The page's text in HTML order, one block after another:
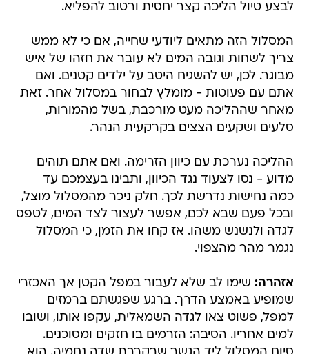
לבצע טיול הליכה קצר יחסית ורטוב להפליא.
המסלול הזה מתאים ליודעי שחייה, אם כי לא ממש
צריך לשחות וגובה המים לא עובר את חזהו של איש
מבוגר. לכן, יש להשגיח היטב על ילדים קטנים. ואם
אתם עם פעוטות - מומלץ לבחור במסלול אחר. זאת
מאחר שההליכה מעט מורכבת, בשל מהמורות,
סלעים ושקעים הצצים בקרקעית הנהר.
ההליכה נערכת עם כיוון הזרימה. ואם אתם תוהים
מדוע - נסו לצעוד נגד הכיוון, ותבינו בעצמכם עד
כמה נחישות נדרשת לכך. חלק ניכר מהמסלול מוצל,
ובכל פעם שבא לכם, אפשר לעצור לצד המים, לטפס
לגדה ולנשנש משהו. אז קחו את הזמן, כי המסלול
נגמר מהר מהצפוי.
אזהרה: שימו לב שלא לעבור במפל הקטן אך האכזרי
שמופיע באמצע הדרך. ברגע שפגשתם ברמזים
למפל, פשוט צאו לגדה השמאלית, עקפו אותו, ושובו
למים אחריו. הסיבה: הזרמים בו חזקים ומסוכנים.